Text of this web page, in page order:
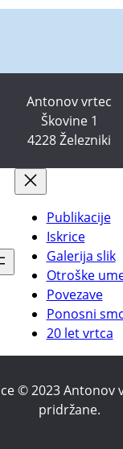
Antonov vrtec
Škovine 1
4228 Železniki
Publikacije
Iskrice
Galerija slik
Otroške
Povezave
Ponosni
20 let vrtca
© 2023 Antonov
pridržane.